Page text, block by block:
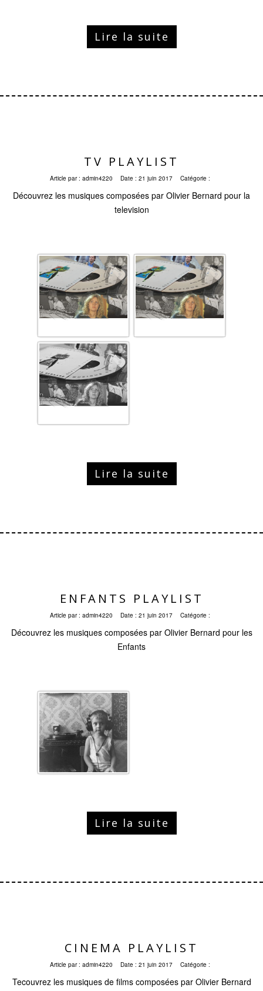
Lire la suite
TV PLAYLIST
Article par : admin4220 Date : 21 juin 2017 Catégorie :
Découvrez les musiques composées par Olivier Bernard pour la
television
Lire la suite
ENFANTS PLAYLIST
Article par : admin4220 Date : 21 juin 2017 Catégorie :
Découvrez les musiques composées par Olivier Bernard pour les
Enfants
Lire la suite
CINEMA PLAYLIST
Article par : admin4220 Date : 21 juin 2017 Catégorie :
Tecouvrez les musiques de films composées par Olivier Bernard